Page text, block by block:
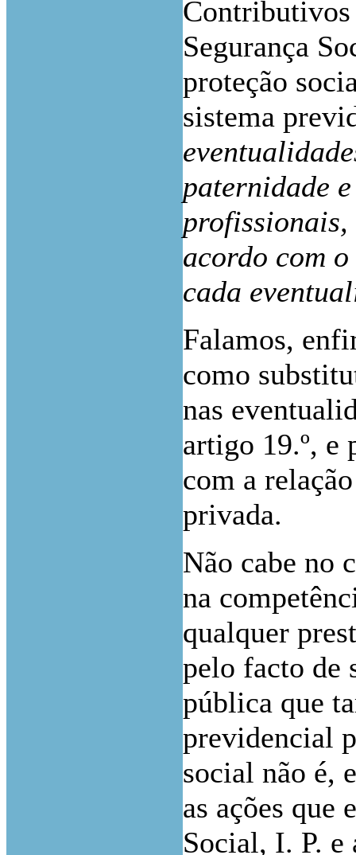
Contributivos
Segurança
proteção
sistema
paternidade
acordo com
cada
Falamos,
como
nas
artigo 19.º, e
com a
privada.
Não cabe no
na
qualquer
pelo facto de
pública que
previdencial
social não é,
as ações que
Social, I. P. e